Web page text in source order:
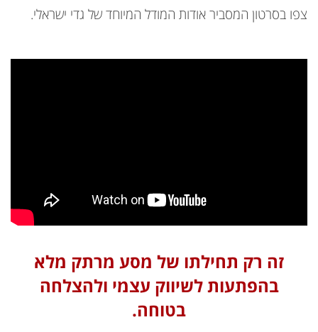
צפו בסרטון המסביר אודות המודל המיוחד של גדי ישראלי.
זה רק תחילתו של מסע מרתק מלא
בהפתעות לשיווק עצמי ולהצלחה
בטוחה.